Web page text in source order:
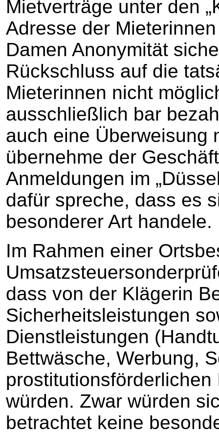
Mietverträge unter den
Adresse der
Damen Anonymität
Rückschluss auf die
Mieterinnen nicht
ausschließlich bar
auch eine Überweisung
übernehme der
Anmeldungen im
dafür spreche, dass es
besonderer Art handele.
Im Rahmen einer
dass von der Klägerin
Sicherheitsleistungen
Dienstleistungen
Bettwäsche, Werbung,
würden. Zwar würden
betrachtet keine